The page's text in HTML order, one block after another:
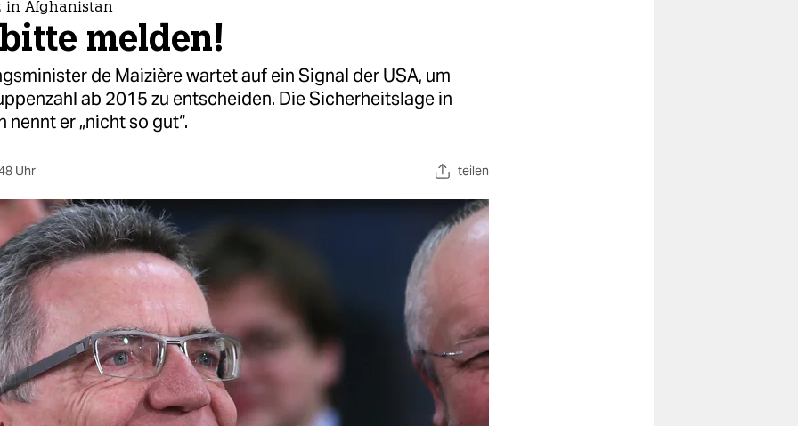
in Afghanistan
melden!
de Maizière wartet auf ein Signal der USA, um
ab 2015 zu entscheiden. Die Sicherheitslage in
nennt er „nicht so gut“.
Uhr teilen